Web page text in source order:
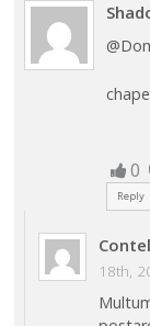
0
Reply
18th,